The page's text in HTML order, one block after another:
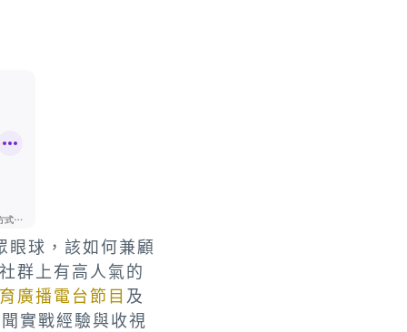
眼球，該如何兼顧
群上有高人氣的
廣播電台節目 及
實戰經驗與收視